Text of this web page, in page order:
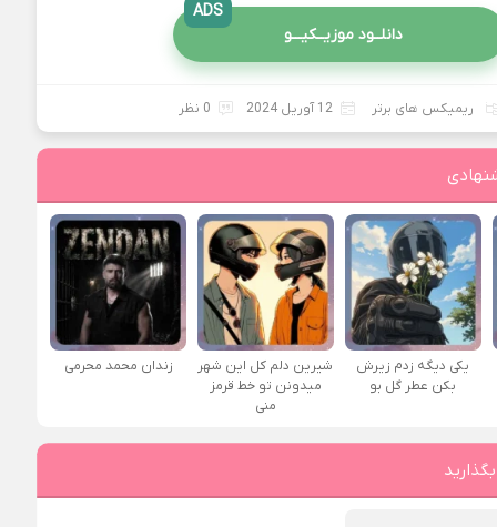
دانلــود موزیــکیـــو
ADS
ریمیکس های برتر 12 آوریل 2024 0 نظر
یکی دیگه زدم زیرش
بکن عطر گل بو
شیرین دلم کل این شهر
میدونن تو خط قرمز
منی
زندان محمد محرمی